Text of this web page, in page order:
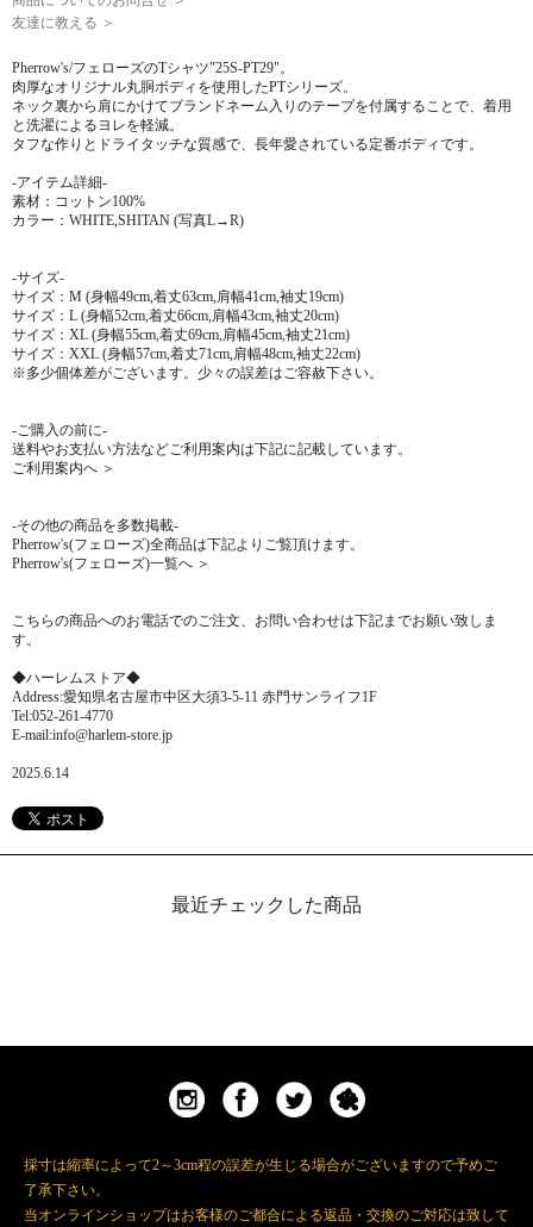
友達に教える ＞
Pherrow's/フェローズのTシャツ"25S-PT29"。
肉厚なオリジナル丸胴ボディを使用したPTシリーズ。
ネック裏から肩にかけてブランドネーム入りのテープを付属することで、着用
と洗濯によるヨレを軽減。
タフな作りとドライタッチな質感で、長年愛されている定番ボディです。
-アイテム詳細-
素材：コットン100%
カラー：WHITE,SHITAN (写真L→R)
-サイズ-
サイズ：M (身幅49cm,着丈63cm,肩幅41cm,袖丈19cm)
サイズ：L (身幅52cm,着丈66cm,肩幅43cm,袖丈20cm)
サイズ：XL (身幅55cm,着丈69cm,肩幅45cm,袖丈21cm)
サイズ：XXL (身幅57cm,着丈71cm,肩幅48cm,袖丈22cm)
※多少個体差がございます。少々の誤差はご容赦下さい。
-ご購入の前に-
送料やお支払い方法などご利用案内は下記に記載しています。
ご利用案内へ ＞
-その他の商品を多数掲載-
Pherrow's(フェローズ)全商品は下記よりご覧頂けます。
Pherrow's(フェローズ)一覧へ ＞
こちらの商品へのお電話でのご注文、お問い合わせは下記までお願い致しま
す。
◆ハーレムストア◆
Address:愛知県名古屋市中区大須3-5-11 赤門サンライフ1F
Tel:052-261-4770
E-mail:info@harlem-store.jp
2025.6.14
最近チェックした商品
採寸は縮率によって2～3cm程の誤差が生じる場合がございますので予めご
了承下さい。
当オンラインショップはお客様のご都合による返品・交換のご対応は致して